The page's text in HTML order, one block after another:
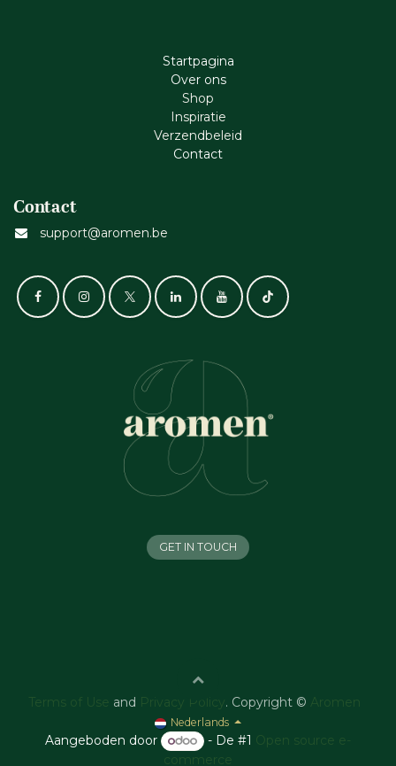
Startpagina
Ove​r​ ons
Shop
Inspiratie
Verzendbeleid
Cont​act
Contact
support@aromen.be
GET IN TOUCH
Terms of Use and Privacy Policy . Copyright © Aromen
Nederlands
Aangeboden door - De #1 Open source e-
commerce